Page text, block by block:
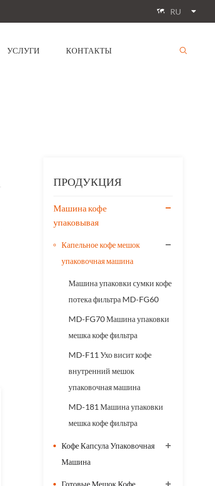
 RU
УСЛУГИ КОНТАКТЫ 
ПРОДУКЦИЯ
Машина кофе
упаковывая
Капельное кофе мешок
упаковочная машина
Машина упаковки сумки кофе
потека фильтра MD-FG60
MD-FG70 Машина упаковки
мешка кофе фильтра
MD-F11 Ухо висит кофе
внутренний мешок
упаковочная машина
MD-181 Машина упаковки
мешка кофе фильтра
Кофе Капсула Упаковочная
Машина
Готовые Мешок Кофе